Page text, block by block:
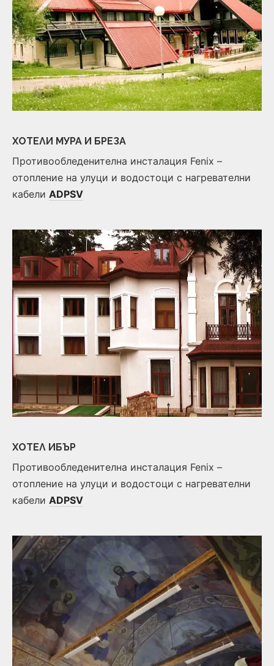
ХОТЕЛИ МУРА И БРЕЗА
Противообледенителна инсталация Fenix –
отопление на улуци и водостоци с нагревателни
кабели ADPSV
ХОТЕЛ ИБЪР
Противообледенителна инсталация Fenix –
отопление на улуци и водостоци с нагревателни
кабели ADPSV